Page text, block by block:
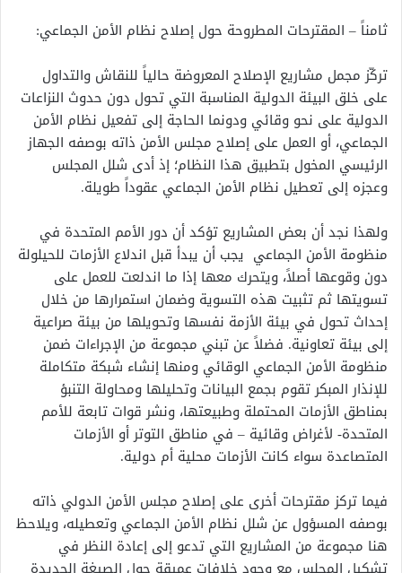
ثامناً – المقترحات المطروحة حول إصلاح نظام الأمن الجماعي:
تركّز مجمل مشاريع الإصلاح المعروضة حالياً للنقاش والتداول
على خلق البيئة الدولية المناسبة التي تحول دون حدوث النزاعات
الدولية على نحو وقائي ودونما الحاجة إلى تفعيل نظام الأمن
الجماعي، أو العمل على إصلاح مجلس الأمن ذاته بوصفه الجهاز
الرئيسي المخول بتطبيق هذا النظام؛ إذ أدى شلل المجلس
وعجزه إلى تعطيل نظام الأمن الجماعي عقوداً طويلة.
ولهذا نجد أن بعض المشاريع تؤكد أن دور الأمم المتحدة في
منظومة الأمن الجماعي يجب أن يبدأ قبل اندلاع الأزمات للحيلولة
دون وقوعها أصلاً، ويتحرك معها إذا ما اندلعت للعمل على
تسويتها ثم تثبيت هذه التسوية وضمان استمرارها من خلال
إحداث تحول في بيئة الأزمة نفسها وتحويلها من بيئة صراعية
إلى بيئة تعاونية. فضلاً عن تبني مجموعة من الإجراءات ضمن
منظومة الأمن الجماعي الوقائي ومنها إنشاء شبكة متكاملة
للإنذار المبكر تقوم بجمع البيانات وتحليلها ومحاولة التنبؤ
بمناطق الأزمات المحتملة وطبيعتها، ونشر قوات تابعة للأمم
المتحدة- لأغراض وقائية – في مناطق التوتر أو الأزمات
المتصاعدة سواء كانت الأزمات محلية أم دولية.
فيما تركز مقترحات أخرى على إصلاح مجلس الأمن الدولي ذاته
بوصفه المسؤول عن شلل نظام الأمن الجماعي وتعطيله، ويلاحظ
هنا مجموعة من المشاريع التي تدعو إلى إعادة النظر في